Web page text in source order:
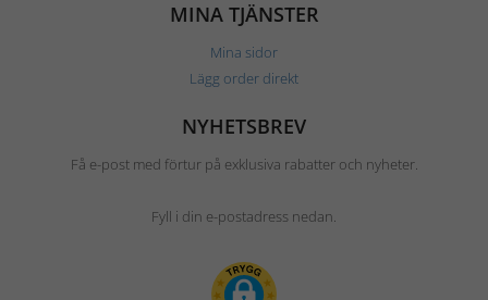
MINA TJÄNSTER
Mina sidor
Lägg order direkt
NYHETSBREV
Få e-post med förtur på exklusiva rabatter och nyheter.
Fyll i din e-postadress nedan.